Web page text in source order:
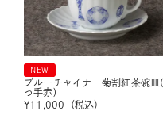
NEW
ブルーチャイナ 菊割紅茶碗皿
っ手赤)
¥11,000 （税込）